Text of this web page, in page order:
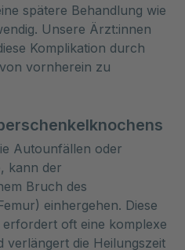
spätere Behandlung wie
Unsere Ärzt:innen
Komplikation durch
vornherein zu
Autounfällen oder
kann der
Bruch des
einhergehen. Diese
oft eine komplexe
verlängert die Heilungszeit